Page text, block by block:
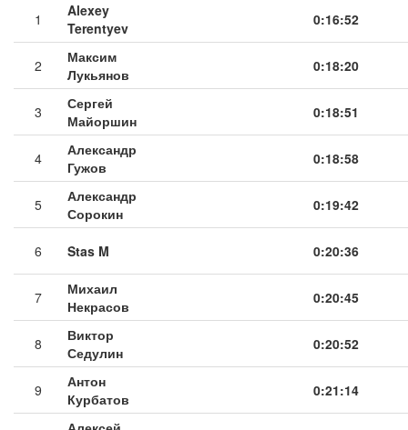
1
Alexey
Terentyev
0:16:52
2
Максим
Лукьянов
0:18:20
3
Сергей
Майоршин
0:18:51
4
Александр
Гужов
0:18:58
5
Александр
Сорокин
0:19:42
6 Stas M 0:20:36
7
Михаил
Некрасов
0:20:45
8
Виктор
Седулин
0:20:52
9
Антон
Курбатов
0:21:14